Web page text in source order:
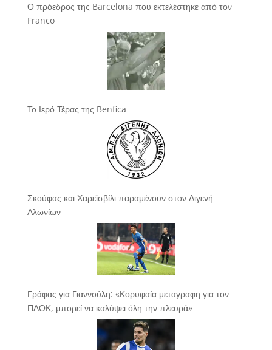
Ο πρόεδρος της Barcelona που εκτελέστηκε από τον
Franco
Το Ιερό Τέρας της Benfica
Σκούφας και Χαρεϊσβίλι παραμένουν στον Διγενή
Αλωνίων
Γράφας για Γιαννούλη: «Κορυφαία μεταγραφη για τον
ΠΑΟΚ, μπορεί να καλύψει όλη την πλευρά»